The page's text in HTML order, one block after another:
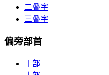
二叠字
三叠字
偏旁部首
丨部